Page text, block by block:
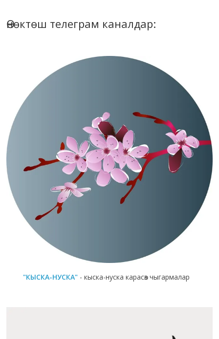
Өнөктөш телеграм каналдар:
"КЫСКА-НУСКА" - кыска-нуска карасөз чыгармалар